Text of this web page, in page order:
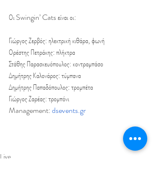
Οι Swingin’ Cats είναι οι:
Γιώργος Ζερβός: ηλεκτρική κιθάρα, φωνή
Ορέστης Πετράκης: πλήκτρα
Στάθης Παρασκευόπουλος: κοντραμπάσο
Δημήτρης Καλονάρος: τύμπανα
Δημήτρης Παπαδόπουλος: τρομπέτα
Γιώργος Ζαρέας: τρομπόνι
Management: dsevents.gr
Live